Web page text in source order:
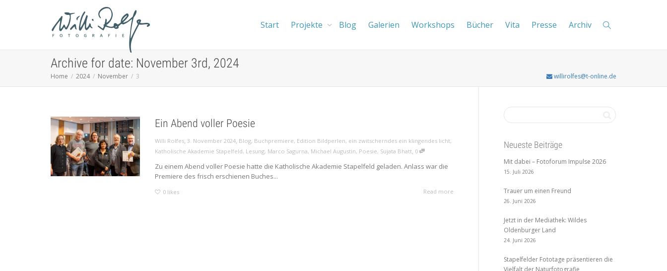
Start Projekte Blog Galerien Workshops Bücher Vita Presse Archiv
Archive for date: November 3rd, 2024
Home 2024 November 3 willirolfes@t-online.de
Ein Abend voller Poesie
Willi Rolfes,3. November 2024, Blog, Buchpremiere, Edition Bildperlen, ein zwitscherndes ein klingendes licht,
Katholische Akademie Stapelfeld, Lesung, Marco Sagurna, Michael Augustin, Poesie, Sujata Bhatt, 0
Zu einem Abend voller Poesie hatte die Katholische Akademie Stapelfeld geladen. Anlass war die
Premiere des frisch erschienen Buches...
0 likes Read more
Neueste Beiträge
Mit dabei – Fotoforum Impulse 2026
15. Juli 2026
Trauer um einen Freund
26. Juni 2026
Jetzt in der Mediathek: Wildes
Oldenburger Land
24. Juni 2026
Stapelfelder Fototage präsentieren die
Vielfalt der Naturfotografie